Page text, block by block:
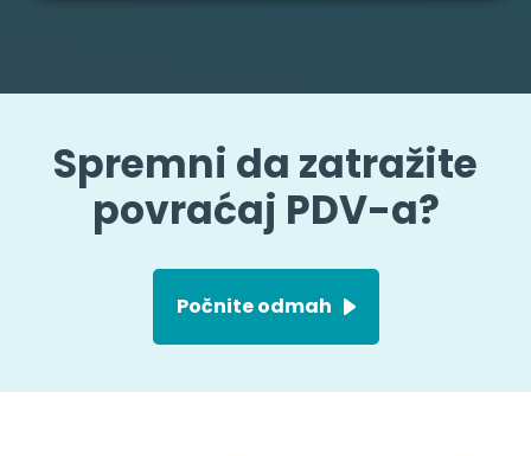
Spremni da zatražite
povraćaj PDV-a?
Počnite odmah